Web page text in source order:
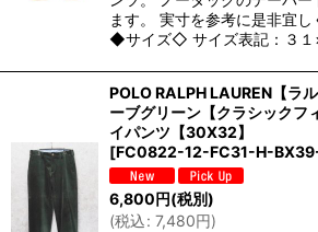
ます。 実寸を参考に是非宜し
◆サイズ◇ サイズ表記：３
POLO RALPH LAUREN【ラ
ーブグリーン【クラシックフ
イパンツ【30X32】
[FC0822-12-FC31-H-
6,800円(税別)
(税込: 7,480円)